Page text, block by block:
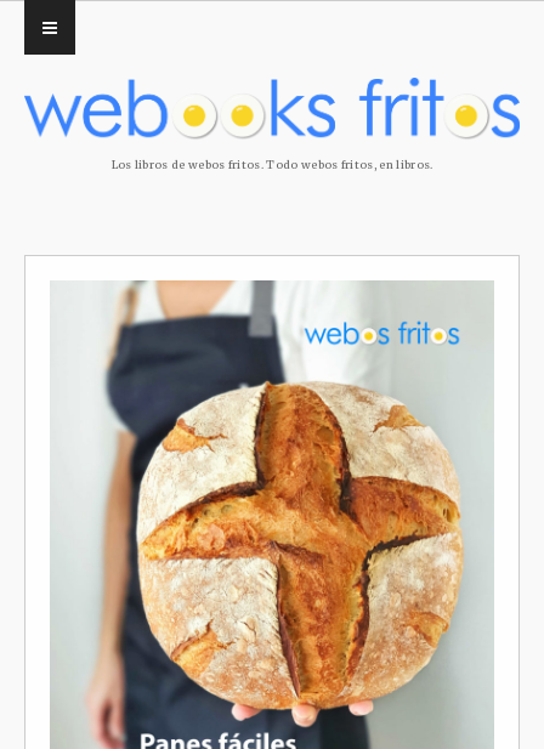
Los libros de webos fritos. Todo webos fritos, en libros.